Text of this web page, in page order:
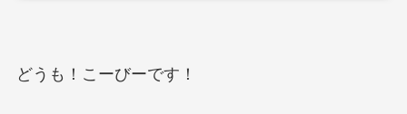
どうも！こーびーです！